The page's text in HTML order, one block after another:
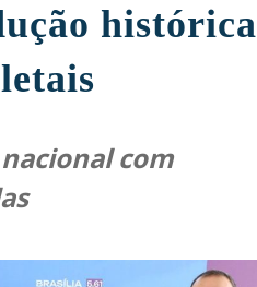
histórica
com